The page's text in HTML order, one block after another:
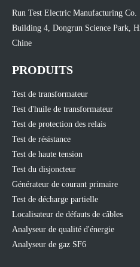
Run Test Electric Manufacturing Co.
Building 4, Dongrun Science Park,
Chine
PRODUITS
Test de transformateur
Test d'huile de transformateur
Test de protection des relais
Test de résistance
Test de haute tension
Test du disjoncteur
Générateur de courant primaire
Test de décharge partielle
Localisateur de défauts de câbles
Analyseur de qualité d'énergie
Analyseur de gaz SF6